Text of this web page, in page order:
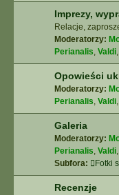
Imprezy,
Relacje,
Moderatorzy:
Perianalis, Valdi,
Opowieści
Moderatorzy:
Perianalis, Valdi,
Galeria
Moderatorzy:
Perianalis, Valdi,
Subfora:
Fotki
Recenzje